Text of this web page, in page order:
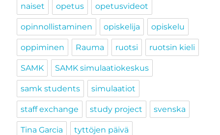
naiset opetus opetusvideot
opinnollistaminen opiskelija opiskelu
oppiminen Rauma ruotsi ruotsin kieli
SAMK SAMK simulaatiokeskus
samk students simulaatiot
staff exchange study project svenska
Tina Garcia tyttöjen päivä